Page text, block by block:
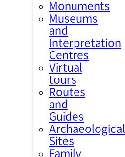
Monuments
Museums
and
Interpretation
Centres
Virtual
tours
Routes
and
Guides
Archaeological
Sites
Family